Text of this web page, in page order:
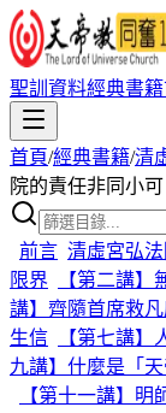
聖訓資料經典書籍
首頁/經典書籍/清
院的責任非同小可
前言 清虛宮弘
限界
【第二講】
講】齊隨首席救
生信
【第七講】
九講】什麼是「天
【第十一講】明